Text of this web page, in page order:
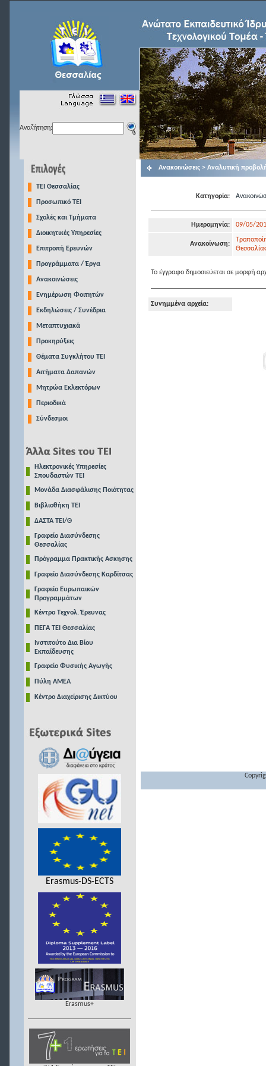
Αναζήτηση:
TEI Θεσσαλίας
Προσωπικό ΤΕΙ
Σχολές και Τμήματα
Διοικητικές Υπηρεσίες
Επιτροπή Ερευνών
Προγράμματα / Έργα
Ανακοινώσεις
Ενημέρωση Φοιτητών
Εκδηλώσεις / Συνέδρια
Μεταπτυχιακά
Προκηρύξεις
Θέματα Συγκλήτου ΤΕΙ
Αιτήματα Δαπανών
Μητρώα Εκλεκτόρων
Περιοδικά
Σύνδεσμοι
Ηλεκτρονικές Υπηρεσίες
Σπουδαστών ΤΕΙ
Μονάδα Διασφάλισης Ποιότητας
Βιβλιοθήκη ΤΕΙ
ΔΑΣΤΑ ΤΕΙ/Θ
Γραφείο Διασύνδεσης
Θεσσαλίας
Πρόγραμμα Πρακτικής Ασκησης
Γραφείο Διασύνδεσης Καρδίτσας
Γραφείο Ευρωπαικών
Προγραμμάτων
Κέντρο Τεχνολ. Έρευνας
ΠΕΓΑ ΤΕΙ Θεσσαλίας
Ινστιτούτο Δια Βίου
Εκπαίδευσης
Γραφείο Φυσικής Αγωγής
Πύλη ΑΜΕΑ
Κέντρο Διαχείρισης Δικτύου
Erasmus-DS-ECTS
Erasmus+
Ανακοινώσεις > Αναλυτική
Κατηγορία:
Ημερομηνία: 09/05/
Ανακοίνωση:
Το έγγραφο δημοσιεύεται σε μορφή
Συνημμένα αρχεία: